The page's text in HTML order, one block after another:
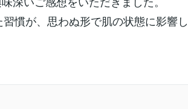
慣が、思わぬ形で肌の状態に影響